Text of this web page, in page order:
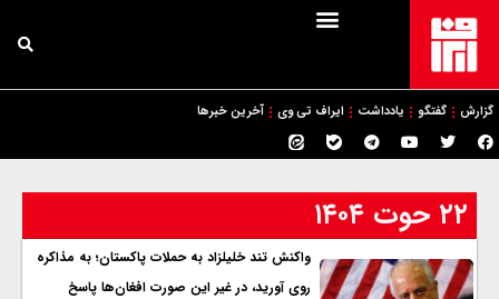
گزارش گفتگو یادداشت ایراف تی وی آخرین خبرها
۲۲ حوت ۱۴۰۴
واکنش تند خلیلزاد به حملات پاکستان؛ به مذاکره
روی آورید، در غیر این صورت افغان‌ها پاسخ